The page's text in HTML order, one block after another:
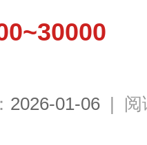
2026-01-06 | 阅